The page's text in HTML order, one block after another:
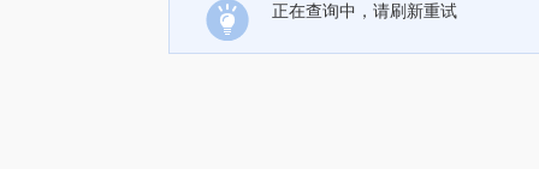
正在查询中，请刷新重试